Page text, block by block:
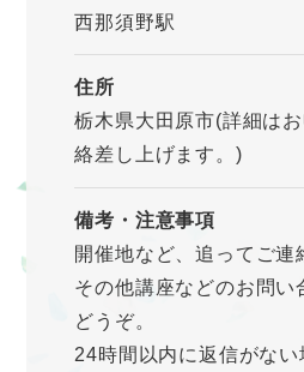
西那須野駅
住所
栃木県大田原市(詳細は
絡差し上げます。)
備考・注意事項
開催地など、追ってご連
その他講座などのお問い
どうぞ。
24時間以内に返信がな